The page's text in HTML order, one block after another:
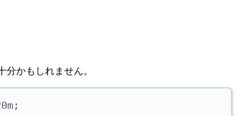
かもしれません。